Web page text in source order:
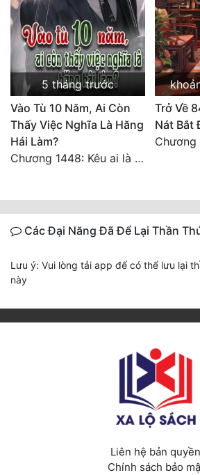
5 tháng trước
Vào Tù 10 Năm, Ai Còn
Thấy Việc Nghĩa Là Hăng
Hái Làm?
Chương 1448: Kêu ai là cha?
Trở Về
Nát Bắt
Các Đại Năng Đã Để Lại Thần
Lưu ý: Vui lòng tải app để có thể lưu lại
này
Liên hệ bản quyền
Chính sách bảo